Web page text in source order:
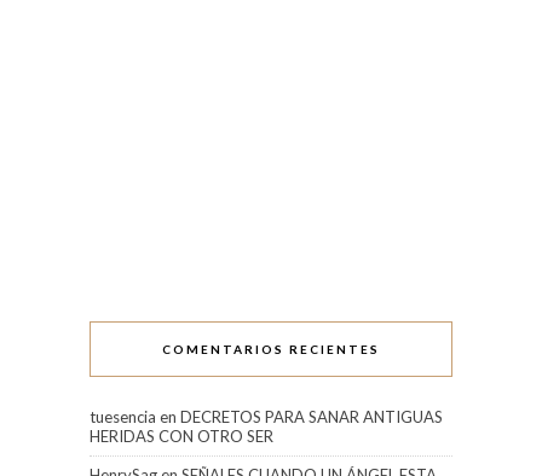
COMENTARIOS RECIENTES
tuesencia en DECRETOS PARA SANAR ANTIGUAS
HERIDAS CON OTRO SER